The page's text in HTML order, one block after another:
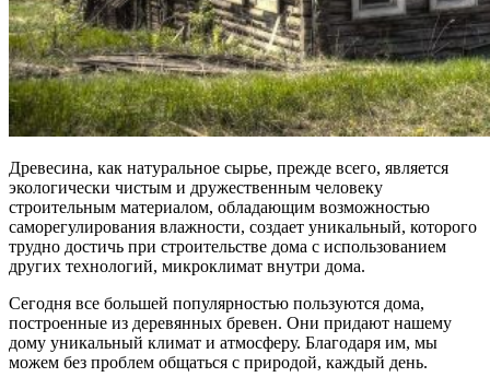
Древесина, как натуральное сырье, прежде всего, является
экологически чистым и дружественным человеку
строительным материалом, обладающим возможностью
саморегулирования влажности, создает уникальный, которого
трудно достичь при строительстве дома с использованием
других технологий, микроклимат внутри дома.
Сегодня все большей популярностью пользуются дома,
построенные из деревянных бревен. Они придают нашему
дому уникальный климат и атмосферу. Благодаря им, мы
можем без проблем общаться с природой, каждый день.